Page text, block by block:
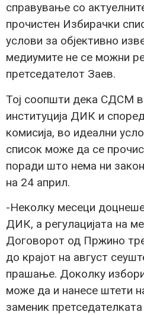
справување со
прочистен Избирачки
услови за објективно
медиумите не се можни
претседателот Заев.
Тој соопшти дека СДСМ
институција ДИК и
комисија, во идеални
список може да се
поради што нема ни
на 24 април.
-Неколку месеци
ДИК, а регулацијата на
Договорот од Пржино
до крајот на август
прашање. Доколку
може да и нанесе штети
заменик